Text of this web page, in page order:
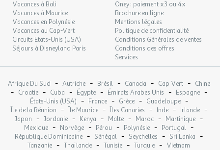
Vacances à Bali
Vacances à Maurice
Vacances en Polynésie
Vacances au Cap-Vert
Circuits Etats-Unis (USA)
Séjours à Disneyland Paris
Oney : paiement x3 ou 4x
Brochure en ligne
Mentions légales
Politique de confidentialité
Conditions Générales de ventes
Conditions des offres
Services
Afrique Du Sud - Autriche - Brésil - Canada - Cap Vert - Chine
- Croatie - Cuba - Égypte - Émirats Arabes Unis - Espagne -
États-Unis (USA) - France - Grèce - Guadeloupe -
Île de la Réunion - Île Maurice - Îles Canaries - Inde - Irlande -
Japon - Jordanie - Kenya - Malte - Maroc - Martinique -
Mexique - Norvège - Pérou - Polynésie - Portugal -
République Dominicaine - Sénégal - Seychelles - Sri Lanka -
Tanzanie - Thaïlande - Tunisie - Turquie - Vietnam